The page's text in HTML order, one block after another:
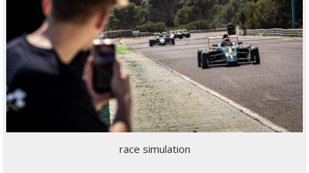
race simulation